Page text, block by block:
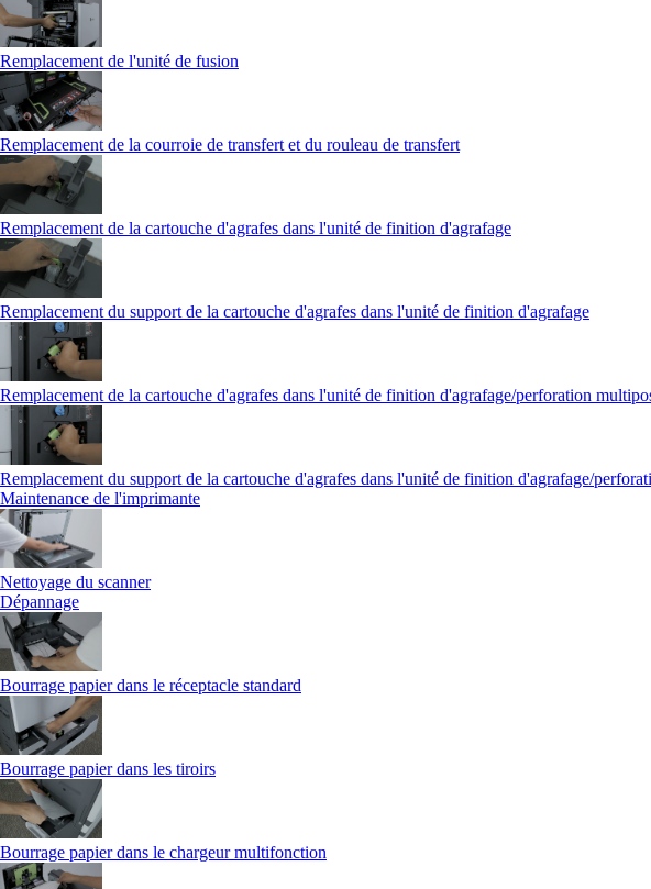
Remplacement de l'unité de fusion
Remplacement de la courroie de transfert et du rouleau de transfert
Remplacement de la cartouche d'agrafes dans l'unité de finition d'agrafage
Remplacement du support de la cartouche d'agrafes dans l'unité de finition d'agrafage
Remplacement de la cartouche d'agrafes dans l'unité de finition d'agrafage/perforation
Remplacement du support de la cartouche d'agrafes dans l'unité de finition d'agrafage/
Maintenance de l'imprimante
Nettoyage du scanner
Dépannage
Bourrage papier dans le réceptacle standard
Bourrage papier dans les tiroirs
Bourrage papier dans le chargeur multifonction